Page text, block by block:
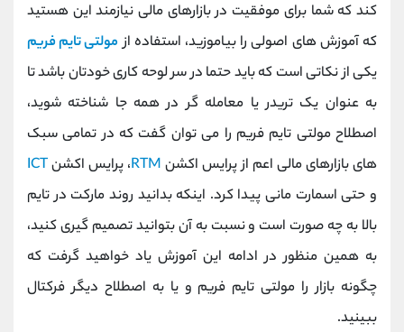
کند که شما برای موفقیت در بازارهای مالی نیازمند این هستید
که آموزش های اصولی را بیاموزید، استفاده ازمولتی تایم فریم
یکی از نکاتی است که باید حتما در سر لوحه کاری خودتان باشد تا
به عنوان یک تریدر یا معامله گر در همه جا شناخته شوید،
اصطلاح مولتی تایم فریم را می توان گفت که در تمامی سبک
های بازارهای مالی اعم از پرایس اکشن RTM، پرایس اکشنICT
و حتی اسمارت مانی پیدا کرد. اینکه بدانید روند مارکت در تایم
بالا به چه صورت است و نسبت به آن بتوانید تصمیم گیری کنید،
به همین منظور در ادامه این آموزش یاد خواهید گرفت که
چگونه بازار را مولتی تایم فریم و یا به اصطلاح دیگر فرکتال
ببینید.
اینستاگرام @alireza.mehrabii
کانال تلگرام @alirezamehrabi_com
@alirezamehrabi_official